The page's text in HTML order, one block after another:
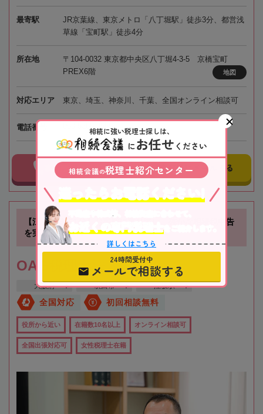
最寄駅
JR京葉線、東京メトロ「八丁堀駅」徒歩3分、都営浅
草線「宝町駅」徒歩4分
所在地
〒104-0032 東京都中央区八丁堀4-3-5 京橋宝町
PREX6階
地図
対応エリア 東京、埼玉、神奈川、千葉、全国オンライン相談可
電話番号
事務所に電話する 事務所にメールする
【江坂駅徒歩1分】お客様に寄り添い、確かな相続税申告
を実現します！
OAG税理士法人 大阪
大阪府 吹田市 江坂駅
全国対応 初回相談無料
役所から近い 在籍数10名以上 オンライン相談可
全国出張対応可 女性税理士在籍
相続に強い税理士探しは、
にお任せ ください
相続会議の税理士紹介センター
不動産や株式等、相続資産に合わせて、
お近くの専門税理士 をご紹介します。
詳しくはこちら
24時間受付中
メールで相談する